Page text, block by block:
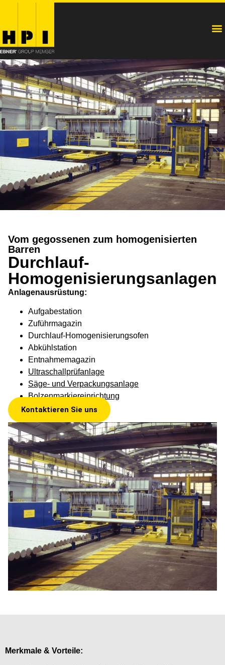
Homogenisierungsanlagen
Vom gegossenem zum homogenisierten
Barren
Vom gegossenen zum homogenisierten
Barren
Durchlauf-
Homogenisierungsanlagen
Anlagenausrüstung:
Aufgabestation
Zuführmagazin
Durchlauf-Homogenisierungsofen
Abkühlstation
Entnahmemagazin
Ultraschallprüfanlage
Säge- und Verpackungsanlage
Bolzenmarkiereinrichtung
Kontaktieren Sie uns
Merkmale & Vorteile: